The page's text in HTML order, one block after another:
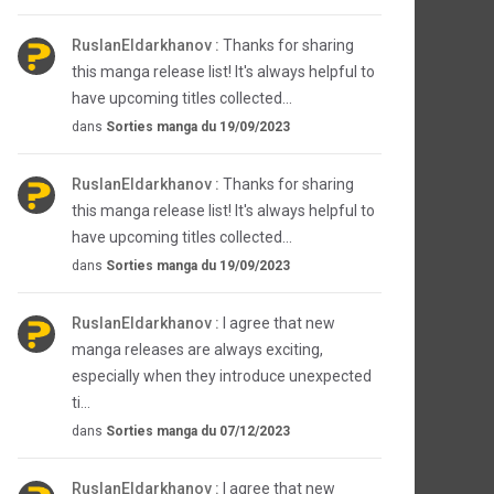
RuslanEldarkhanov : Thanks for sharing
this manga release list! It's always helpful to
have upcoming titles collected...
dans Sorties manga du 19/09/2023
RuslanEldarkhanov : Thanks for sharing
this manga release list! It's always helpful to
have upcoming titles collected...
dans Sorties manga du 19/09/2023
RuslanEldarkhanov :
I agree that new
manga releases are always exciting,
especially when they introduce unexpected
ti...
dans Sorties manga du 07/12/2023
RuslanEldarkhanov : I agree that new